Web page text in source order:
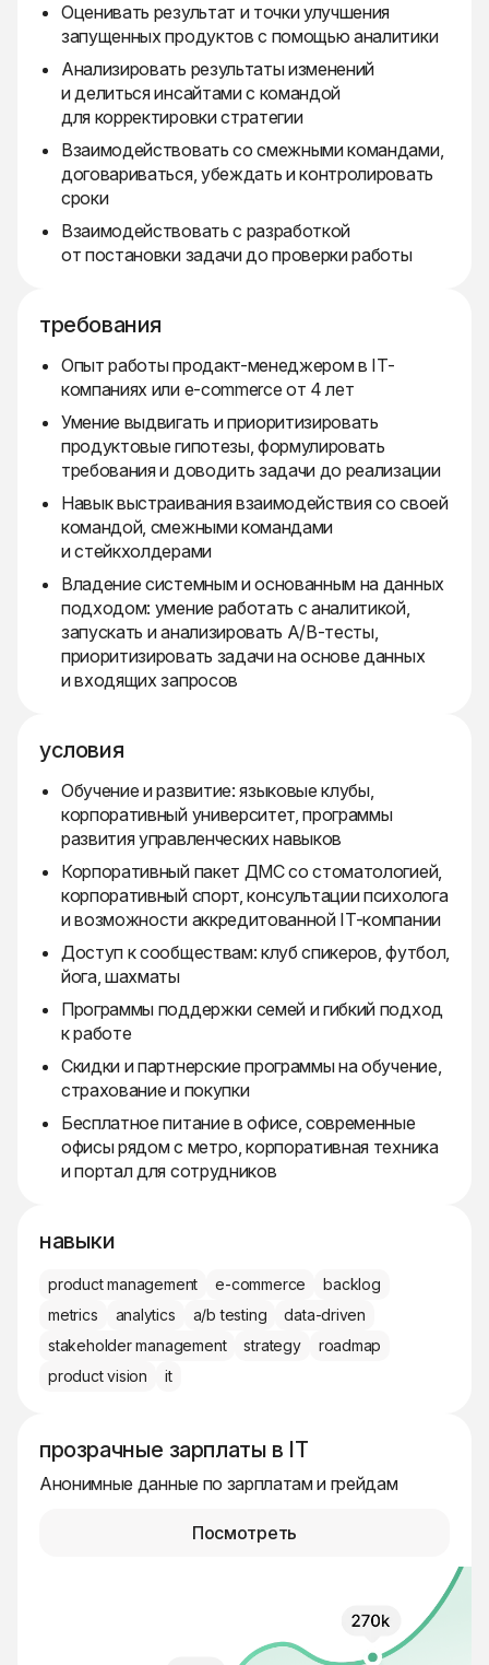
Оценивать результат и точки улучшения
запущенных продуктов с помощью аналитики
Анализировать результаты изменений
и делиться инсайтами с командой
для корректировки стратегии
Взаимодействовать со смежными командами,
договариваться, убеждать и контролировать
сроки
Взаимодействовать с разработкой
от постановки задачи до проверки работы
требования
Опыт работы продакт-менеджером в IT-
компаниях или e-commerce от 4 лет
Умение выдвигать и приоритизировать
продуктовые гипотезы, формулировать
требования и доводить задачи до реализации
Навык выстраивания взаимодействия со своей
командой, смежными командами
и стейкхолдерами
Владение системным и основанным на данных
подходом: умение работать с аналитикой,
запускать и анализировать A/B-тесты,
приоритизировать задачи на основе данных
и входящих запросов
условия
Обучение и развитие: языковые клубы,
корпоративный университет, программы
развития управленческих навыков
Корпоративный пакет ДМС со стоматологией,
корпоративный спорт, консультации психолога
и возможности аккредитованной IT-компании
Доступ к сообществам: клуб спикеров, футбол,
йога, шахматы
Программы поддержки семей и гибкий подход
к работе
Скидки и партнерские программы на обучение,
страхование и покупки
Бесплатное питание в офисе, современные
офисы рядом с метро, корпоративная техника
и портал для сотрудников
навыки
product management e-commerce
backlog
metrics
analytics a/b testing
data-driven
stakeholder management
strategy
roadmap
product vision
it
прозрачные зарплаты в IT
Анонимные данные по зарплатам и грейдам
Посмотреть